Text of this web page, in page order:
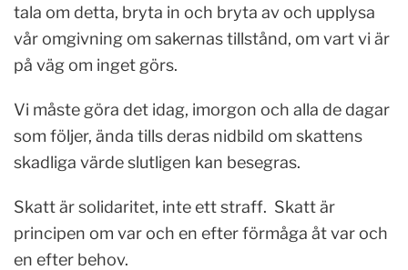
tala om detta, bryta in och bryta av och upplysa
vår omgivning om sakernas tillstånd, om vart vi är
på väg om inget görs.
Vi måste göra det idag, imorgon och alla de dagar
som följer, ända tills deras nidbild om skattens
skadliga värde slutligen kan besegras.
Skatt är solidaritet, inte ett straff. Skatt är
principen om var och en efter förmåga åt var och
en efter behov.